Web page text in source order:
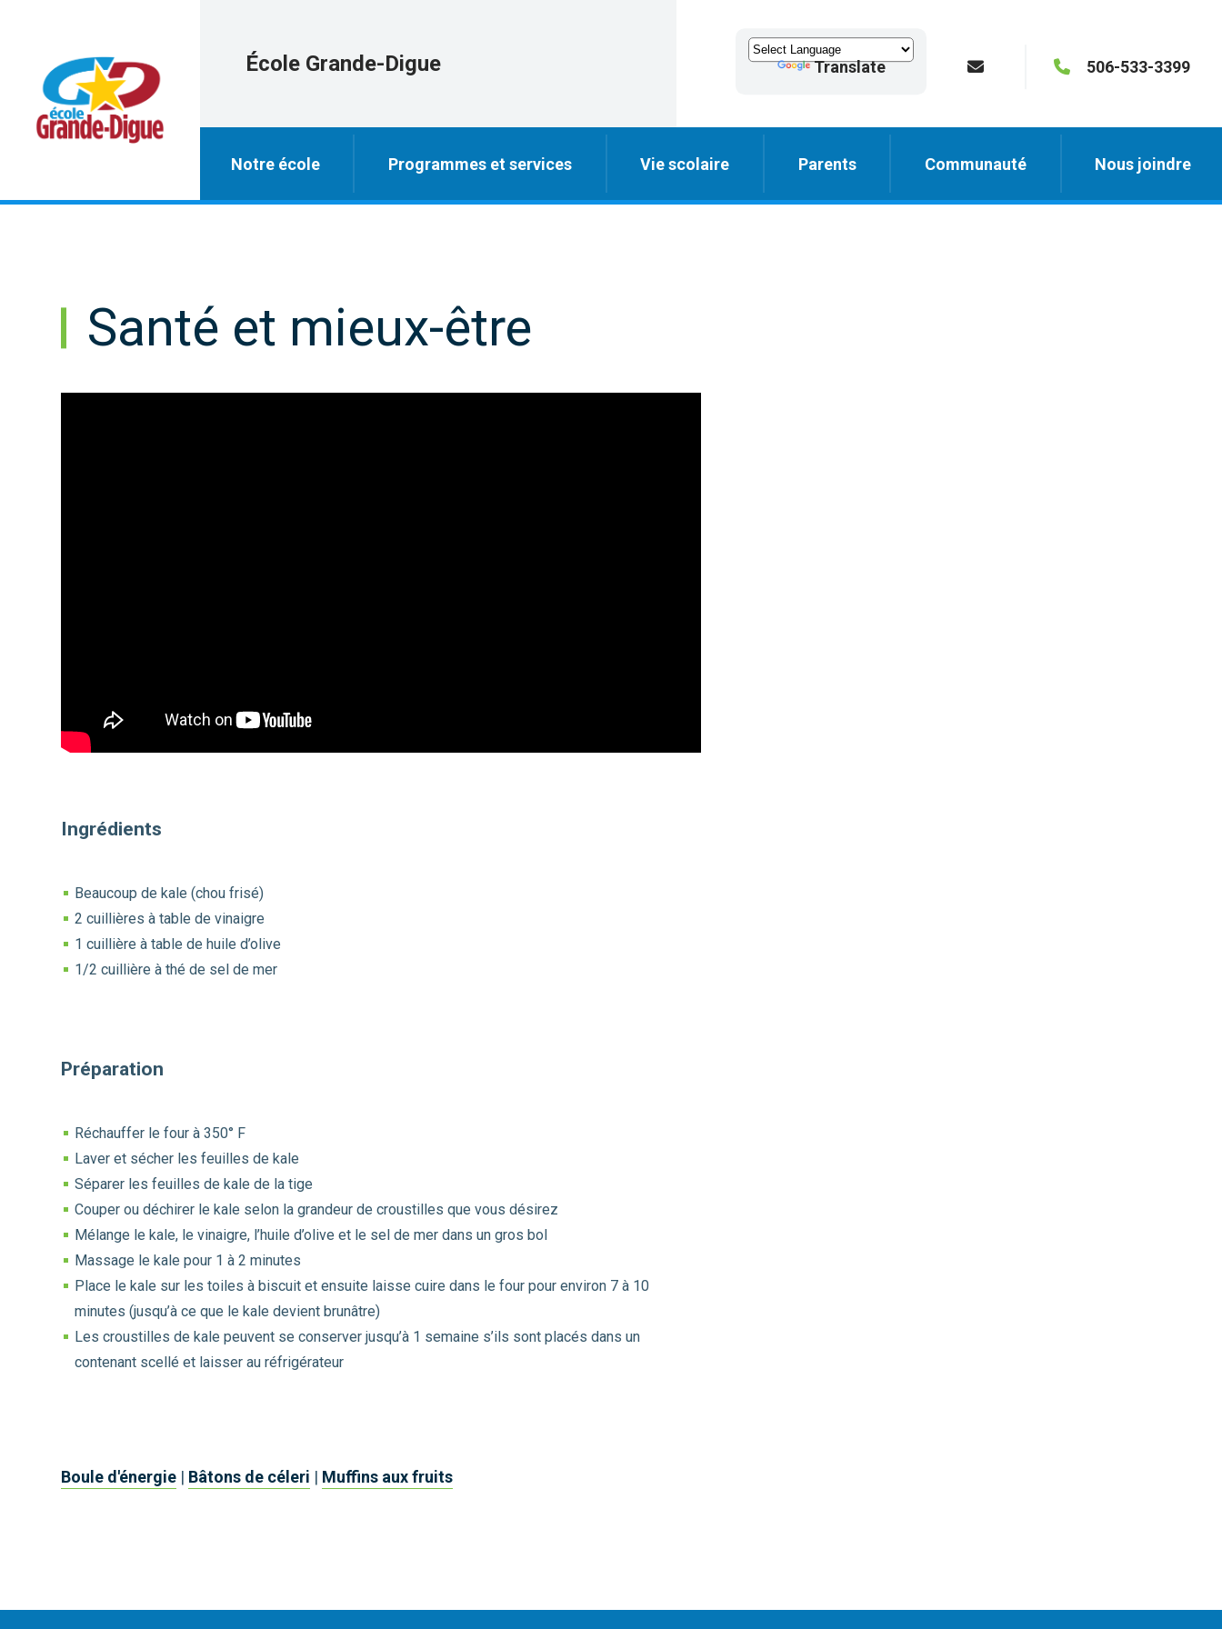
École Grande-Digue Translate 506-533-3399
Notre école Programmes et services Vie scolaire Parents Communauté Nous joindre
Santé et mieux-être
Ingrédients
Beaucoup de kale (chou frisé)
2 cuillières à table de vinaigre
1 cuillière à table de huile d’olive
1/2 cuillière à thé de sel de mer
Préparation
Réchauffer le four à 350° F
Laver et sécher les feuilles de kale
Séparer les feuilles de kale de la tige
Couper ou déchirer le kale selon la grandeur de croustilles que vous désirez
Mélange le kale, le vinaigre, l’huile d’olive et le sel de mer dans un gros bol
Massage le kale pour 1 à 2 minutes
Place le kale sur les toiles à biscuit et ensuite laisse cuire dans le four pour environ 7 à 10
minutes (jusqu’à ce que le kale devient brunâtre)
Les croustilles de kale peuvent se conserver jusqu’à 1 semaine s’ils sont placés dans un
contenant scellé et laisser au réfrigérateur
Boule d'énergie | Bâtons de céleri | Muffins aux fruits